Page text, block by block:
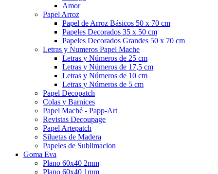
Amor
Papel Arroz
Papel de Arroz Básicos 50 x 70 cm
Papeles Decorados 35 x 50 cm
Papeles Decorados Grandes 50 x 70 cm
Letras y Numeros Papel Mache
Letras y Números de 25 cm
Letras y Números de 17,5 cm
Letras y Números de 10 cm
Letras y Números de 5 cm
Papel Decopatch
Colas y Barnices
Papel Maché - Papp-Art
Revistas Decoupage
Papel Artepatch
Siluetas de Madera
Papeles de Sublimacion
Goma Eva
Plano 60x40 2mm
Plano 60x40 1mm